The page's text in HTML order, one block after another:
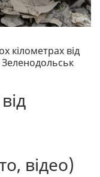
кілометрах від
відео)